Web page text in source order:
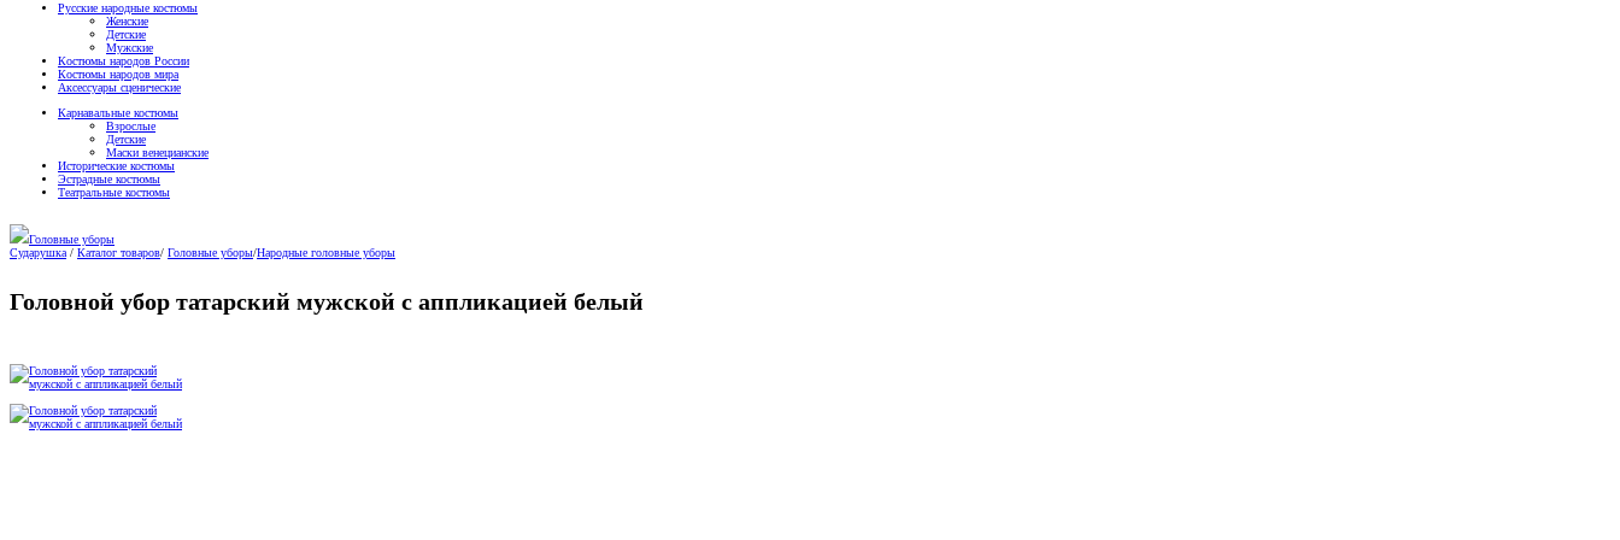
Русские народные костюмы
Женские
Детские
Мужские
Костюмы народов России
Костюмы народов мира
Аксессуары сценические
Карнавальные костюмы
Взрослые
Детские
Маски венецианские
Исторические костюмы
Эстрадные костюмы
Театральные костюмы
Головные уборы
Сударушка / Каталог товаров/ Головные уборы/Народные головные уборы
Головной убор татарский мужской с аппликацией белый